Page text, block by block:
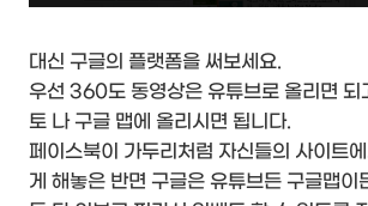
대신 구글의 플랫폼을 써보세요.
우선 360도 동영상은 유튜브로 올리면 되
토 나 구글 맵에 올리시면 됩니다.
페이스북이 가두리처럼 자신들의 사이트
게 해놓은 반면 구글은 유튜브든 구글맵이